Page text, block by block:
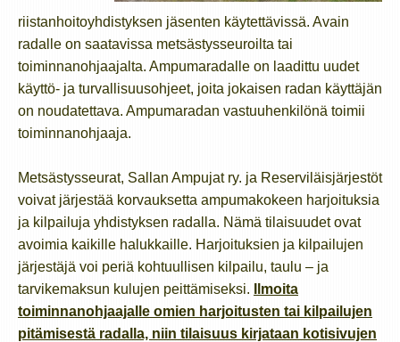
riistanhoitoyhdistyksen jäsenten käytettävissä. Avain
radalle on saatavissa metsästysseuroilta tai
toiminnanohjaajalta. Ampumaradalle on laadittu uudet
käyttö- ja turvallisuusohjeet, joita jokaisen radan käyttäjän
on noudatettava. Ampumaradan vastuuhenkilönä toimii
toiminnanohjaaja.
Metsästysseurat, Sallan Ampujat ry. ja Reserviläisjärjestöt
voivat järjestää korvauksetta ampumakokeen harjoituksia
ja kilpailuja yhdistyksen radalla. Nämä tilaisuudet ovat
avoimia kaikille halukkaille. Harjoituksien ja kilpailujen
järjestäjä voi periä kohtuullisen kilpailu, taulu – ja
tarvikemaksun kulujen peittämiseksi.
Ilmoita
toiminnanohjaajalle omien harjoitusten tai kilpailujen
pitämisestä radalla, niin tilaisuus kirjataan kotisivujen